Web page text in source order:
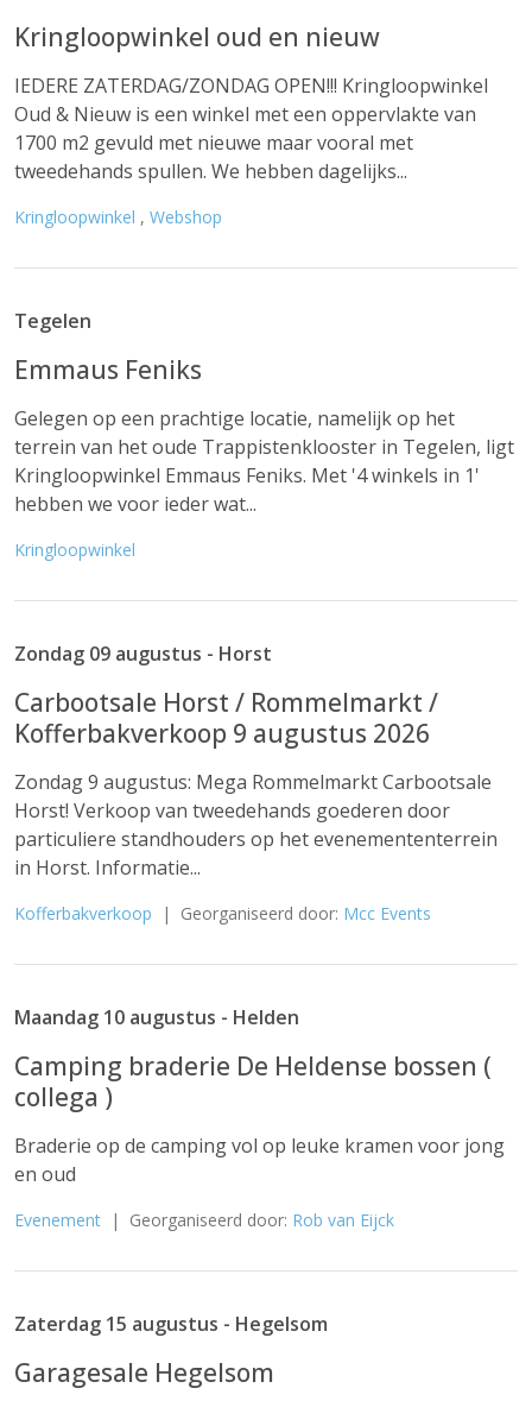
Kringloopwinkel oud en nieuw
IEDERE ZATERDAG/ZONDAG OPEN!!! Kringloopwinkel
Oud & Nieuw is een winkel met een oppervlakte van
1700 m2 gevuld met nieuwe maar vooral met
tweedehands spullen. We hebben dagelijks...
Kringloopwinkel , Webshop
Tegelen
Emmaus Feniks
Gelegen op een prachtige locatie, namelijk op het
terrein van het oude Trappistenklooster in Tegelen, ligt
Kringloopwinkel Emmaus Feniks. Met '4 winkels in 1'
hebben we voor ieder wat...
Kringloopwinkel
Zondag 09 augustus - Horst
Carbootsale Horst / Rommelmarkt /
Kofferbakverkoop 9 augustus 2026
Zondag 9 augustus: Mega Rommelmarkt Carbootsale
Horst! Verkoop van tweedehands goederen door
particuliere standhouders op het evenemententerrein
in Horst. Informatie...
Kofferbakverkoop | Georganiseerd door: Mcc Events
Maandag 10 augustus - Helden
Camping braderie De Heldense bossen (
collega )
Braderie op de camping vol op leuke kramen voor jong
en oud
Evenement | Georganiseerd door: Rob van Eijck
Zaterdag 15 augustus - Hegelsom
Garagesale Hegelsom